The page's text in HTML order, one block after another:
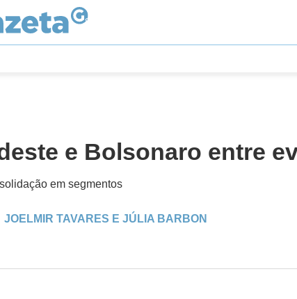
e Bolsonaro entre
em segmentos
JOELMIR TAVARES E JÚLIA BARBON